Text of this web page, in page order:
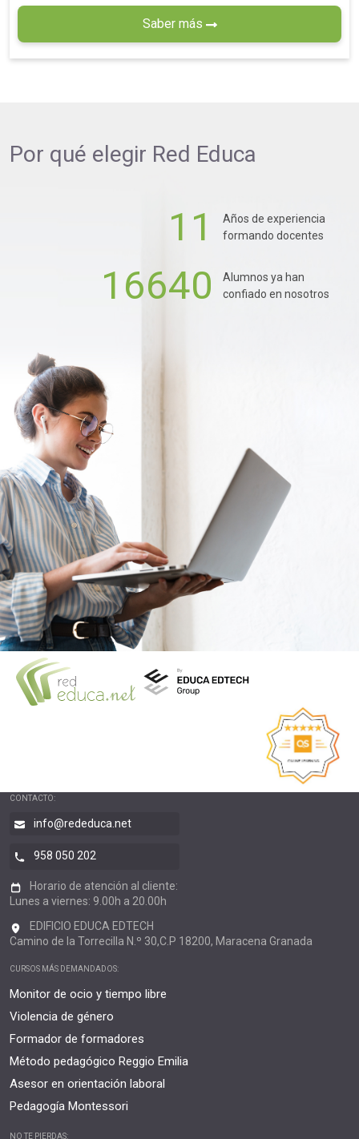
Saber más
Por qué elegir Red Educa
11
Años de experiencia
formando docentes
16640
Alumnos ya han
confiado en nosotros
CONTACTO:
info@rededuca.net
958 050 202
Horario de atención al cliente:
Lunes a viernes: 9.00h a 20.00h
EDIFICIO EDUCA EDTECH
Camino de la Torrecilla N.º 30,C.P 18200, Maracena Granada
CURSOS MÁS DEMANDADOS:
Monitor de ocio y tiempo libre
Violencia de género
Formador de formadores
Método pedagógico Reggio Emilia
Asesor en orientación laboral
Pedagogía Montessori
NO TE PIERDAS: